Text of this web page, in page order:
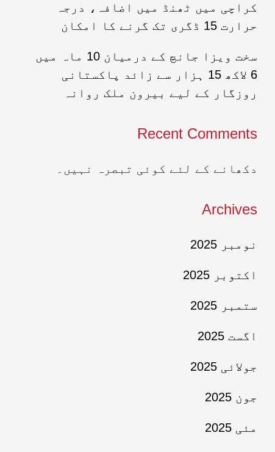
کراچی میں ٹھنڈ میں اضافہ، درجہ
حرارت 15 ڈگری تک گرنے کا امکان
سخت ویزا جانچ کے درمیان 10 ماہ میں
6 لاکھ 15 ہزار سے زائد پاکستانی
روزگار کے لیے بیرون ملک روانہ
Recent Comments
دکھانے کے لئے کوئی تبصرہ نہیں۔
Archives
نومبر 2025
اکتوبر 2025
ستمبر 2025
اگست 2025
جولائی 2025
جون 2025
مئی 2025